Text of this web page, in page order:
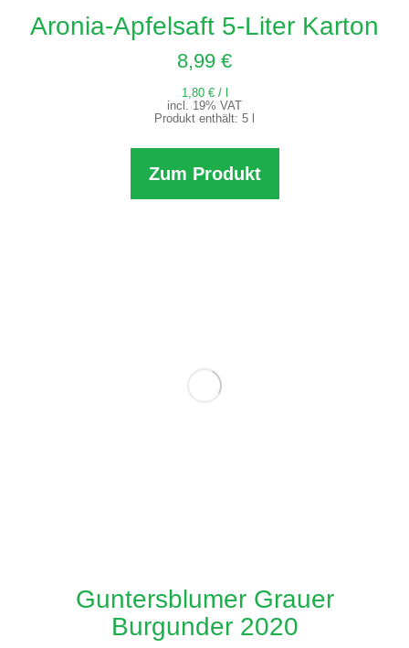
Aronia-Apfelsaft 5-Liter Karton
8,99 €
1,80 €/
incl. 19% VAT
Produkt enthält: 5
Zum Produkt
Guntersblumer Grauer
Burgunder 2020